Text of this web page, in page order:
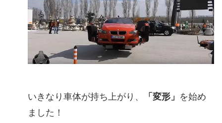
いきなり車体が持ち上がり、 「変形」 を始め
ました！